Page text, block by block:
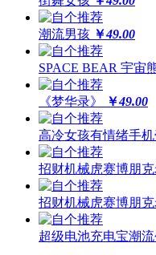
潮流男孩 ￥49.00
SPACE BEAR 宇宙
《梦华录》 ￥49.00
高冷女孩有情绪手
招财机械虎赛博朋
招财机械虎赛博朋
超级电池充电宝潮